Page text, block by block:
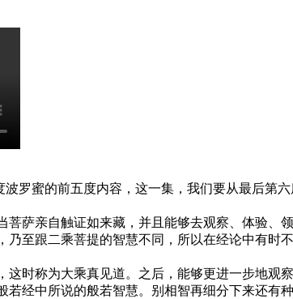
波罗蜜的前五度内容，这一集，我们要从最后
萨亲自触证如来藏，并且能够去观察、体验、
至跟二乘菩提的智慧不同，所以在经论中有时
时称为大乘真见道。之后，能够更进一步地观
经中所说的般若智慧。别相智再细分下来还有